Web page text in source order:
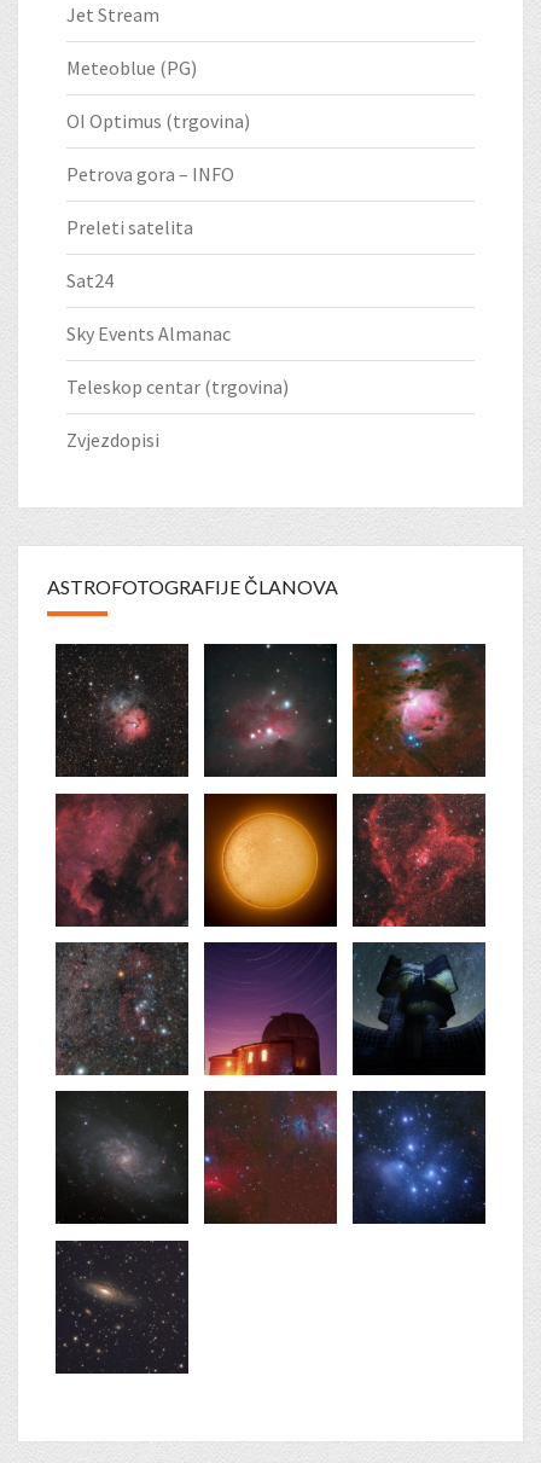
Jet Stream
Meteoblue (PG)
OI Optimus (trgovina)
Petrova gora – INFO
Preleti satelita
Sat24
Sky Events Almanac
Teleskop centar (trgovina)
Zvjezdopisi
ASTROFOTOGRAFIJE ČLANOVA